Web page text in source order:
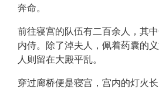
奔命。
前往寝宫的队伍有二百余人，其
内侍。除了淖夫人，佩着药囊的
人则留在大殿平乱。
穿过廊桥便是寝宫，宫内的灯火